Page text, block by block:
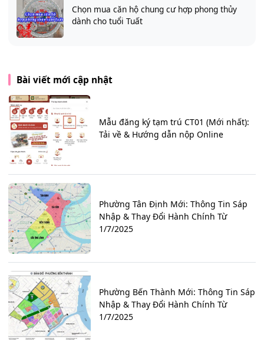
Chọn mua căn hộ chung cư hợp phong thủy
dành cho tuổi Tuất
Bài viết mới cập nhật
Mẫu đăng ký tạm trú CT01 (Mới nhất):
Tải về & Hướng dẫn nộp Online
Phường Tân Định Mới: Thông Tin Sáp
Nhập & Thay Đổi Hành Chính Từ
1/7/2025
Phường Bến Thành Mới: Thông Tin Sáp
Nhập & Thay Đổi Hành Chính Từ
1/7/2025